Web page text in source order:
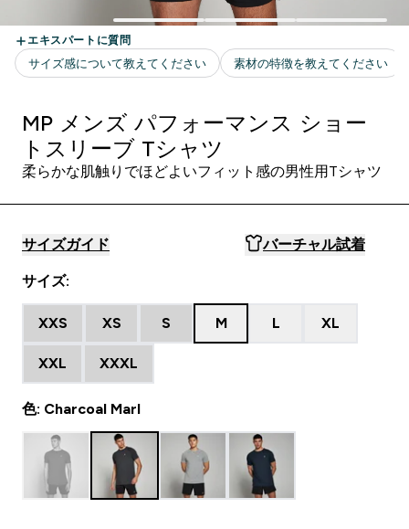
MP メンズ パフォーマンス ショー
トスリーブ Tシャツ
柔らかな肌触りでほどよいフィット感の男性用Tシャツ
サイズガイド バーチャル試着
サイズ:
XXS XS S M L XL
XXL XXXL
色: Charcoal Marl